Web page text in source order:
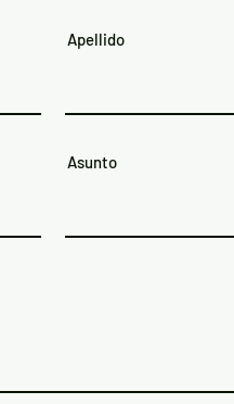
Apellido
Asunto